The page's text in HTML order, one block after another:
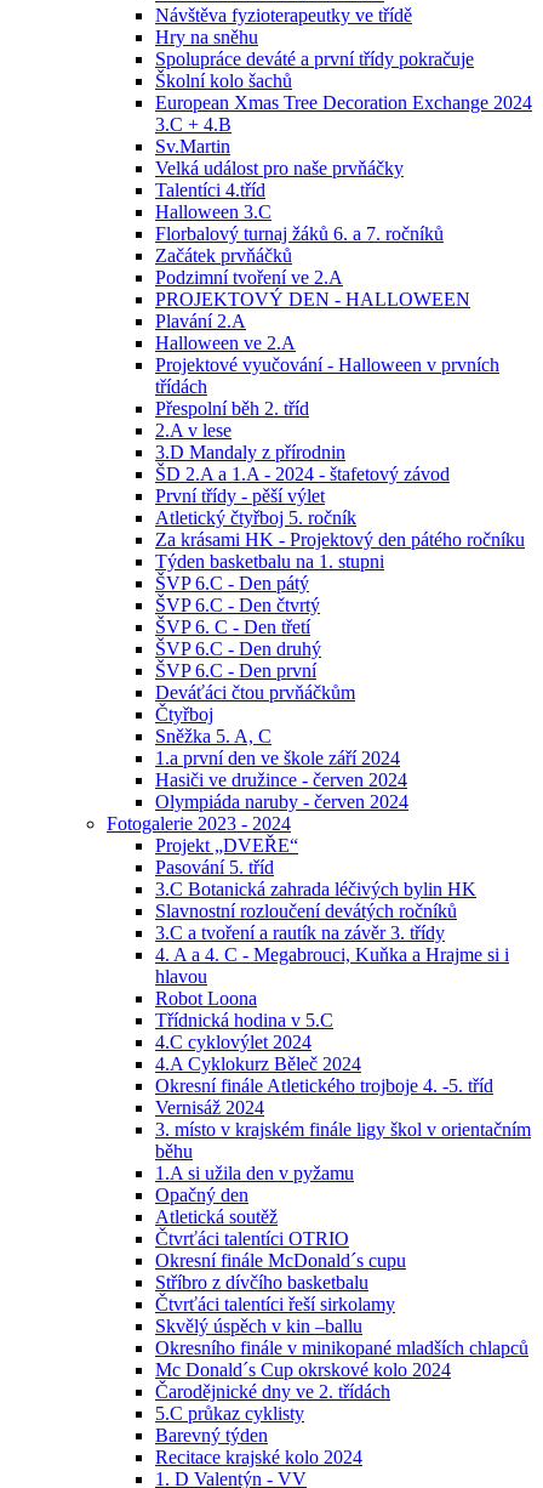
Návštěva fyzioterapeutky ve třídě
Hry na sněhu
Spolupráce deváté a první třídy pokračuje
Školní kolo šachů
European Xmas Tree Decoration Exchange 2024
3.C + 4.B
Sv.Martin
Velká událost pro naše prvňáčky
Talentíci 4.tříd
Halloween 3.C
Florbalový turnaj žáků 6. a 7. ročníků
Začátek prvňáčků
Podzimní tvoření ve 2.A
PROJEKTOVÝ DEN - HALLOWEEN
Plavání 2.A
Halloween ve 2.A
Projektové vyučování - Halloween v prvních
třídách
Přespolní běh 2. tříd
2.A v lese
3.D Mandaly z přírodnin
ŠD 2.A a 1.A - 2024 - štafetový závod
První třídy - pěší výlet
Atletický čtyřboj 5. ročník
Za krásami HK - Projektový den pátého ročníku
Týden basketbalu na 1. stupni
ŠVP 6.C - Den pátý
ŠVP 6.C - Den čtvrtý
ŠVP 6. C - Den třetí
ŠVP 6.C - Den druhý
ŠVP 6.C - Den první
Deváťáci čtou prvňáčkům
Čtyřboj
Sněžka 5. A, C
1.a první den ve škole září 2024
Hasiči ve družince - červen 2024
Olympiáda naruby - červen 2024
Fotogalerie 2023 - 2024
Projekt „DVEŘE“
Pasování 5. tříd
3.C Botanická zahrada léčivých bylin HK
Slavnostní rozloučení devátých ročníků
3.C a tvoření a rautík na závěr 3. třídy
4. A a 4. C - Megabrouci, Kuňka a Hrajme si i
hlavou
Robot Loona
Třídnická hodina v 5.C
4.C cyklovýlet 2024
4.A Cyklokurz Běleč 2024
Okresní finále Atletického trojboje 4. -5. tříd
Vernisáž 2024
3. místo v krajském finále ligy škol v orientačním
běhu
1.A si užila den v pyžamu
Opačný den
Atletická soutěž
Čtvrťáci talentíci OTRIO
Okresní finále McDonald´s cupu
Stříbro z dívčího basketbalu
Čtvrťáci talentíci řeší sirkolamy
Skvělý úspěch v kin –ballu
Okresního finále v minikopané mladších chlapců
Mc Donald´s Cup okrskové kolo 2024
Čarodějnické dny ve 2. třídách
5.C průkaz cyklisty
Barevný týden
Recitace krajské kolo 2024
1. D Valentýn - VV